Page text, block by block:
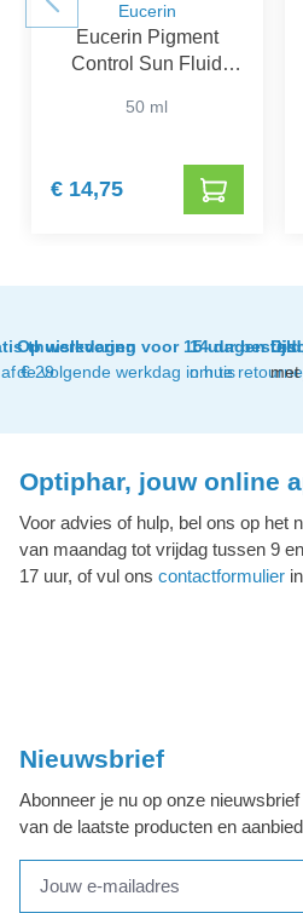
Eucerin
Eucerin Pigment
Control Sun Fluid
50 ml
€ 14,75
thuislevering
€ 29
Op werkdagen voor 15 uur
de volgende werkdag in huis
14 dagen tijd
om te
met
Optiphar, jouw online
Voor advies of hulp, bel ons op het
van maandag tot vrijdag tussen 9
17 uur, of vul ons contactformulier
Nieuwsbrief
Abonneer je nu op onze
van de laatste producten en